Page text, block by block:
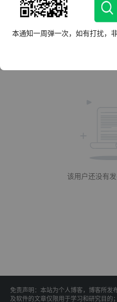
这个人很懒，什
该用户还没有发
免责声明：本站为个人博客，博客所发
及软件的文章仅限用于学习和研究目的
本通知一周弹一次，如有打扰，非